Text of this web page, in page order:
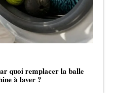
quoi remplacer la balle
à laver ?